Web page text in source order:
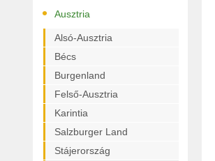
• Ausztria
Alsó-Ausztria
Bécs
Burgenland
Felső-Ausztria
Karintia
Salzburger Land
Stájerország